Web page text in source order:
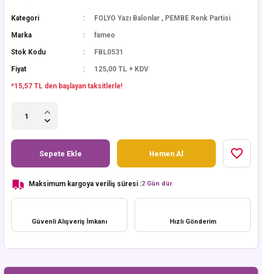
Kategori FOLYO Yazı Balonlar , PEMBE Renk Partisi
Marka fameo
Stok Kodu FBL0531
Fiyat 125,00 TL + KDV
*15,57 TL den başlayan taksitlerle!
Sepete Ekle Hemen Al
Maksimum kargoya veriliş süresi :2 Gün dür.
Güvenli Alışveriş İmkanı Hızlı Gönderim